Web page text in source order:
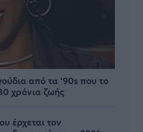
από τα ‘90s που το
χρόνια ζωής
έρχεται τον